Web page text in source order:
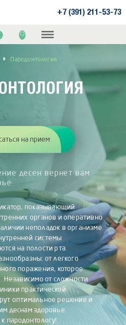
+7 (391) 211-53-73
Пародонтология
десен вернет вам
показывающий
органов и оперативно
неполадок в организме.
системы
на полости рта.
от легкого
поражения, которое
Независимо от сложности
практической
оптимальное решение и
деснам здоровье.
пародонтологу!
на прием